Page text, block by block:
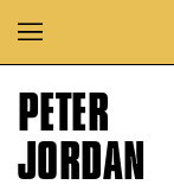
Zur
Zum
Zum Footer
PETER
JORDAN